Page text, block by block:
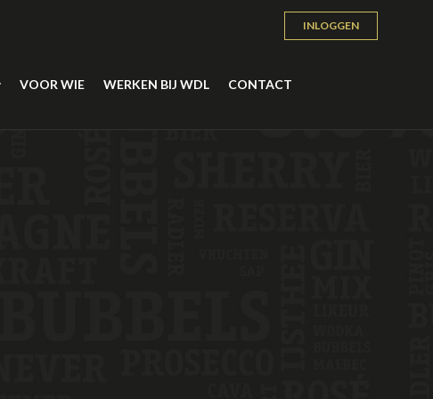
INLOGGEN
VOOR WIE WERKEN BIJ WDL CONTACT